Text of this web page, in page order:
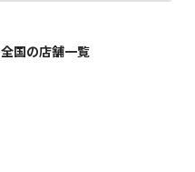
全国の店舗一覧